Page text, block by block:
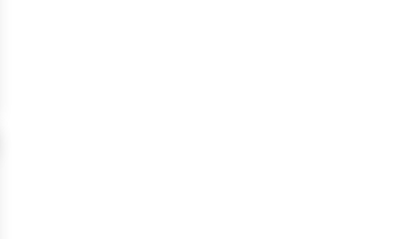
u favorite